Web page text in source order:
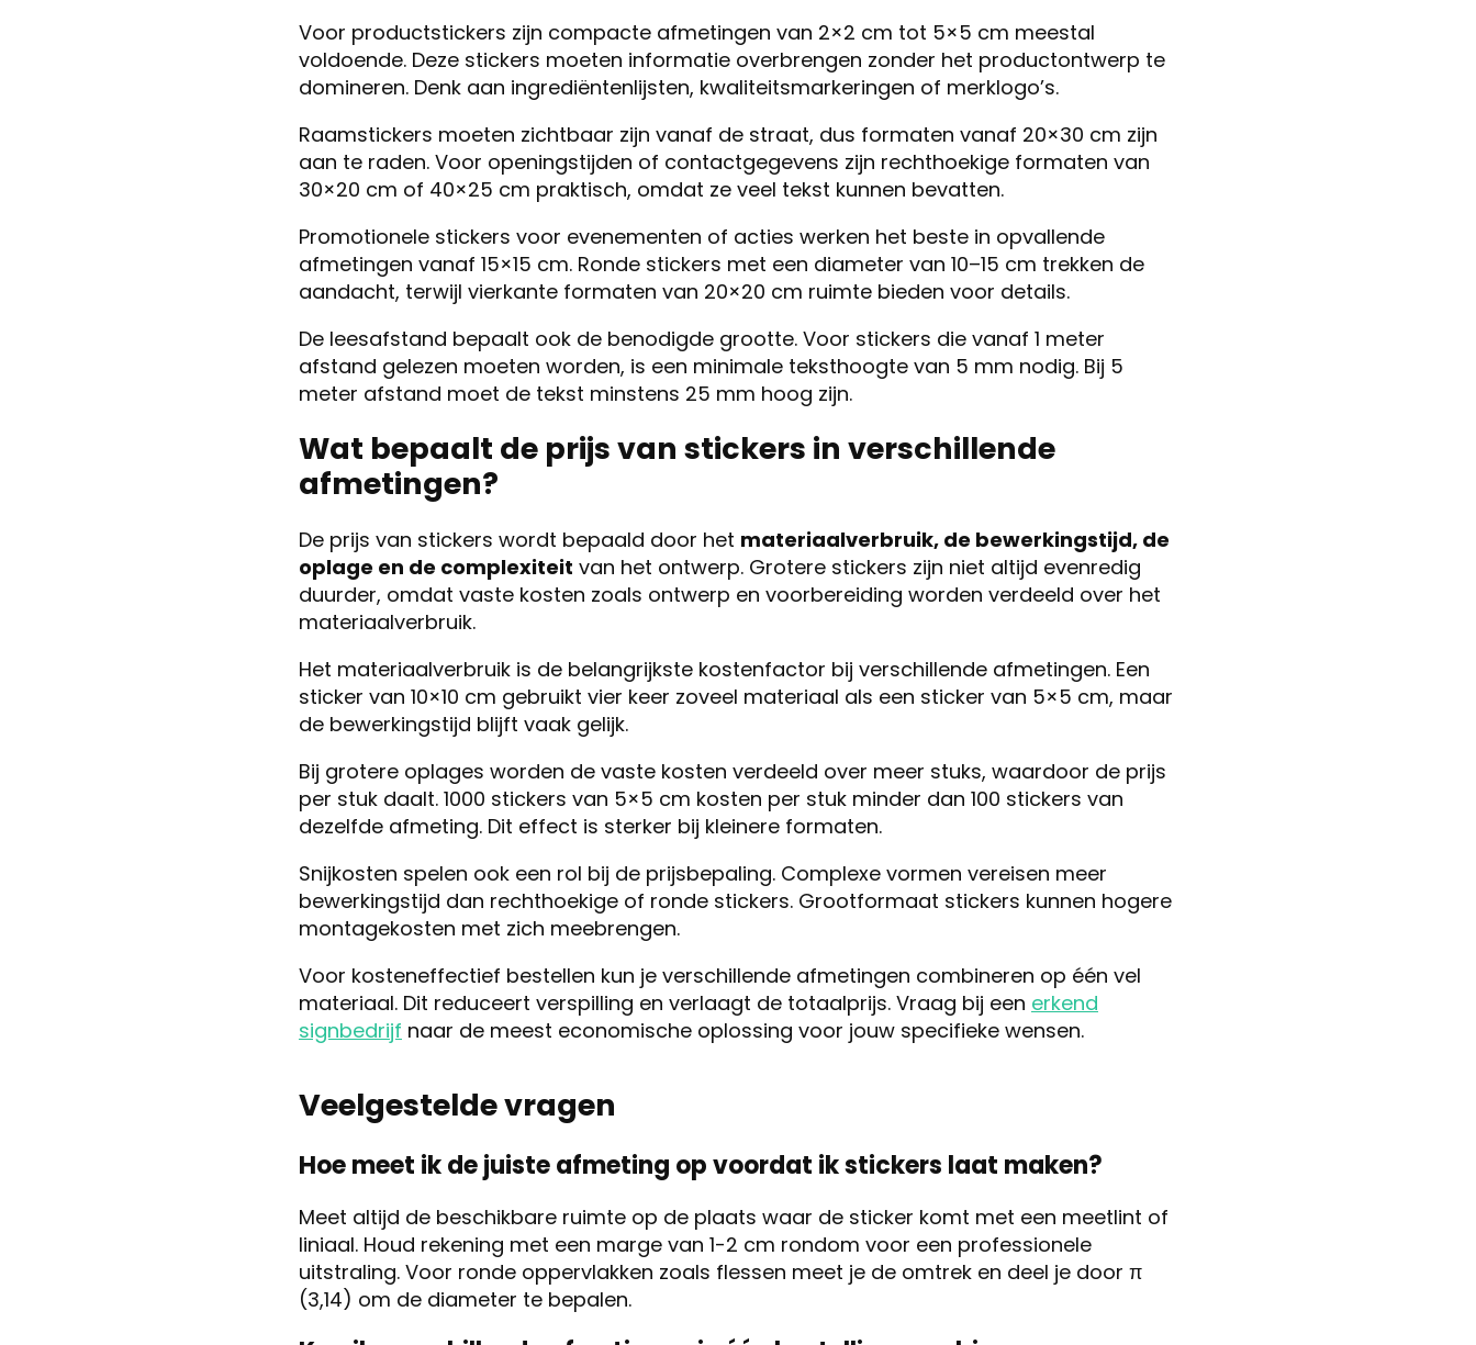
Voor productstickers zijn compacte afmetingen van 2×2 cm tot 5×5 cm meestal
voldoende. Deze stickers moeten informatie overbrengen zonder het productontwerp te
domineren. Denk aan ingrediëntenlijsten, kwaliteitsmarkeringen of merklogo’s.
Raamstickers moeten zichtbaar zijn vanaf de straat, dus formaten vanaf 20×30 cm zijn
aan te raden. Voor openingstijden of contactgegevens zijn rechthoekige formaten van
30×20 cm of 40×25 cm praktisch, omdat ze veel tekst kunnen bevatten.
Promotionele stickers voor evenementen of acties werken het beste in opvallende
afmetingen vanaf 15×15 cm. Ronde stickers met een diameter van 10–15 cm trekken de
aandacht, terwijl vierkante formaten van 20×20 cm ruimte bieden voor details.
De leesafstand bepaalt ook de benodigde grootte. Voor stickers die vanaf 1 meter
afstand gelezen moeten worden, is een minimale teksthoogte van 5 mm nodig. Bij 5
meter afstand moet de tekst minstens 25 mm hoog zijn.
Wat bepaalt de prijs van stickers in verschillende
afmetingen?
De prijs van stickers wordt bepaald door het materiaalverbruik, de bewerkingstijd, de
oplage en de complexiteit van het ontwerp. Grotere stickers zijn niet altijd evenredig
duurder, omdat vaste kosten zoals ontwerp en voorbereiding worden verdeeld over het
materiaalverbruik.
Het materiaalverbruik is de belangrijkste kostenfactor bij verschillende afmetingen. Een
sticker van 10×10 cm gebruikt vier keer zoveel materiaal als een sticker van 5×5 cm, maar
de bewerkingstijd blijft vaak gelijk.
Bij grotere oplages worden de vaste kosten verdeeld over meer stuks, waardoor de prijs
per stuk daalt. 1000 stickers van 5×5 cm kosten per stuk minder dan 100 stickers van
dezelfde afmeting. Dit effect is sterker bij kleinere formaten.
Snijkosten spelen ook een rol bij de prijsbepaling. Complexe vormen vereisen meer
bewerkingstijd dan rechthoekige of ronde stickers. Grootformaat stickers kunnen hogere
montagekosten met zich meebrengen.
Voor kosteneffectief bestellen kun je verschillende afmetingen combineren op één vel
materiaal. Dit reduceert verspilling en verlaagt de totaalprijs. Vraag bij een erkend
signbedrijf naar de meest economische oplossing voor jouw specifieke wensen.
Veelgestelde vragen
Hoe meet ik de juiste afmeting op voordat ik stickers laat maken?
Meet altijd de beschikbare ruimte op de plaats waar de sticker komt met een meetlint of
liniaal. Houd rekening met een marge van 1-2 cm rondom voor een professionele
uitstraling. Voor ronde oppervlakken zoals flessen meet je de omtrek en deel je door π
(3,14) om de diameter te bepalen.